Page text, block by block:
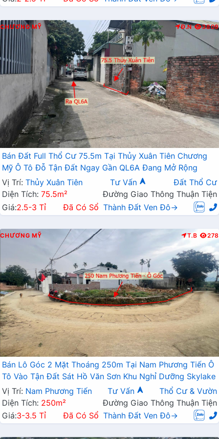
CHƯƠNG MỸ Đ.N 3809
Bán Đất Full Thổ Cư 75.5m Tại Thủy Xuân Tiên Chương
Mỹ Ô Tô Đỗ Tận Đất Ngay Gần QL6A Đang Mở Rộng
Vị Trí: Thủy Xuân Tiên Tư Vấn
Đất Thổ Cư
Diện Tích: 75.5m²
Đường Giao Thông Thuận Tiện
Giá:2.5-3 Tỉ Đã Có Sổ Thành Đất Ven Đô→
CHƯƠNG MỸ T.B 278
Bán Lô Góc 2 Mặt Thoáng 250m Tại Nam Phương Tiến Ô
Tô Vào Tận Đất Sát Hồ Văn Sơn Khu Nghỉ Dưỡng Skylake
Vị Trí: Nam Phương Tiến Tư Vấn
Thổ Cư & Vườn
Diện Tích: 250m²
Đường Giao Thông Thuận Tiện
Giá:3-3.5 Tỉ Đã Có Sổ Thành Đất Ven Đô→